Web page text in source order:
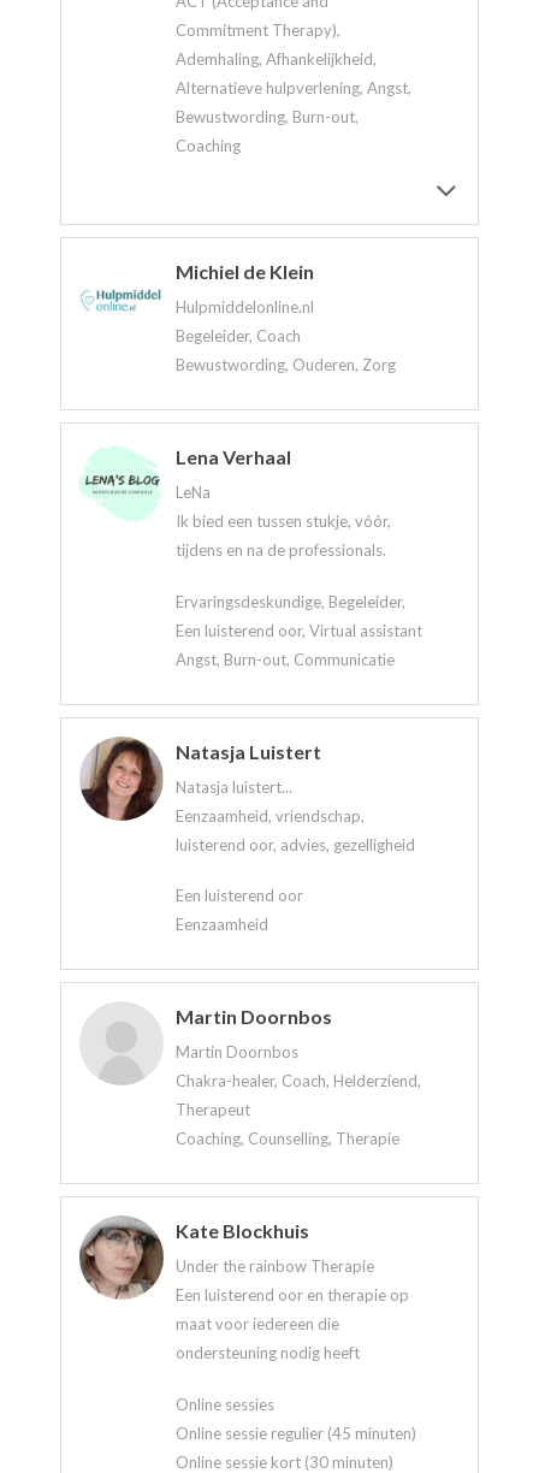
Commitment Therapy),
Ademhaling, Afhankelijkheid,
Alternatieve hulpverlening, Angst,
Bewustwording, Burn-out,
Coaching
Michiel de Klein
Hulpmiddelonline.nl
Begeleider, Coach
Bewustwording, Ouderen, Zorg
Lena Verhaal
LeNa
Ik bied een tussen stukje, vóór,
tijdens en na de professionals.
Ervaringsdeskundige, Begeleider,
Een luisterend oor, Virtual assistant
Angst, Burn-out, Communicatie
Natasja Luistert
Natasja luistert...
Eenzaamheid, vriendschap,
luisterend oor, advies, gezelligheid
Een luisterend oor
Eenzaamheid
Martin Doornbos
Martin Doornbos
Chakra-healer, Coach, Helderziend,
Therapeut
Coaching, Counselling, Therapie
Kate Blockhuis
Under the rainbow Therapie
Een luisterend oor en therapie op
maat voor iedereen die
ondersteuning nodig heeft
Online sessies
Online sessie regulier (45 minuten)
Online sessie kort (30 minuten)